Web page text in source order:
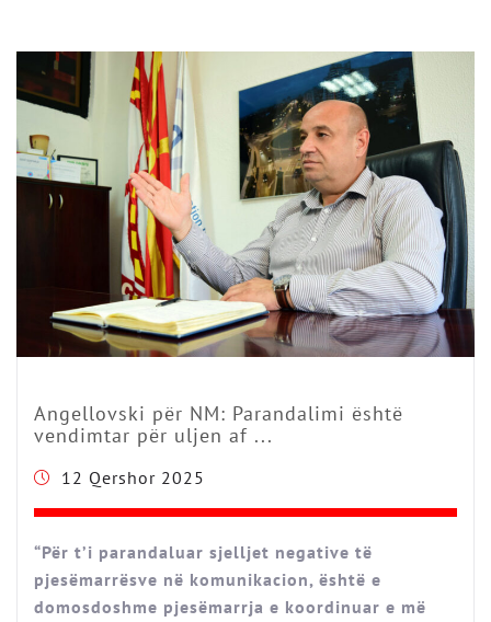
Angellovski për NM: Parandalimi është
vendimtar për uljen af ...
12 Qershor 2025
“Për t’i parandaluar sjelljet negative të
pjesëmarrësve në komunikacion, është e
domosdoshme pjesëmarrja e koordinuar e më